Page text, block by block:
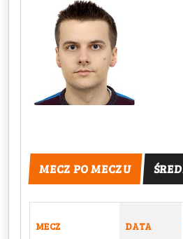
MECZ PO MECZU
MECZ DATA